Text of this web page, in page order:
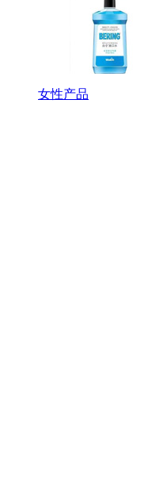
女性产品